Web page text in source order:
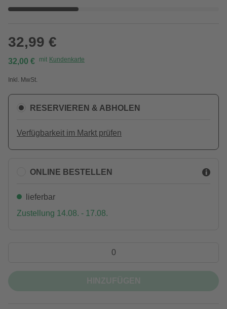
32,99 €
32,00 € mit Kundenkarte
Inkl. MwSt.
RESERVIEREN & ABHOLEN
Verfügbarkeit im Markt prüfen
ONLINE BESTELLEN
lieferbar
Zustellung 14.08. - 17.08.